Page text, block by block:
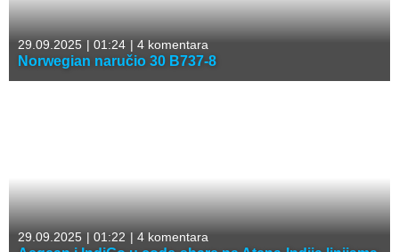
29.09.2025 | 01:24 | 4 komentara
Norwegian naručio 30 B737-8
29.09.2025 | 01:22 | 4 komentara